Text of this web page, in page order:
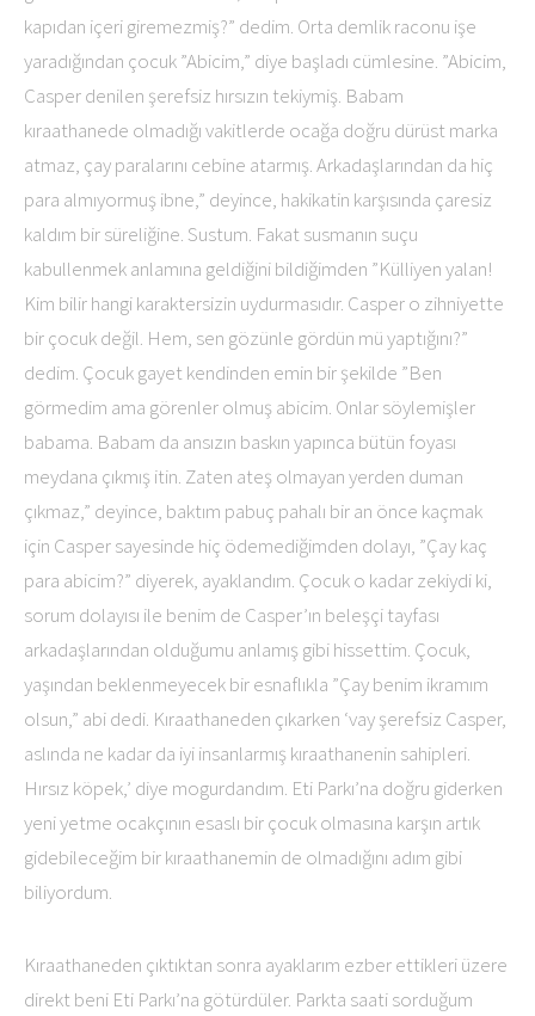
kapıdan içeri giremezmiş?” dedim. Orta demlik raconu işe
yaradığından çocuk ”Abicim,” diye başladı cümlesine. ”Abicim,
Casper denilen şerefsiz hırsızın tekiymiş. Babam
kıraathanede olmadığı vakitlerde ocağa doğru dürüst marka
atmaz, çay paralarını cebine atarmış. Arkadaşlarından da hiç
para almıyormuş ibne,” deyince, hakikatin karşısında çaresiz
kaldım bir süreliğine. Sustum. Fakat susmanın suçu
kabullenmek anlamına geldiğini bildiğimden ”Külliyen yalan!
Kim bilir hangi karaktersizin uydurmasıdır. Casper o zihniyette
bir çocuk değil. Hem, sen gözünle gördün mü yaptığını?”
dedim. Çocuk gayet kendinden emin bir şekilde ”Ben
görmedim ama görenler olmuş abicim. Onlar söylemişler
babama. Babam da ansızın baskın yapınca bütün foyası
meydana çıkmış itin. Zaten ateş olmayan yerden duman
çıkmaz,” deyince, baktım pabuç pahalı bir an önce kaçmak
için Casper sayesinde hiç ödemediğimden dolayı, ”Çay kaç
para abicim?” diyerek, ayaklandım. Çocuk o kadar zekiydi ki,
sorum dolayısı ile benim de Casper’ın beleşçi tayfası
arkadaşlarından olduğumu anlamış gibi hissettim. Çocuk,
yaşından beklenmeyecek bir esnaflıkla ”Çay benim ikramım
olsun,” abi dedi. Kıraathaneden çıkarken ‘vay şerefsiz Casper,
aslında ne kadar da iyi insanlarmış kıraathanenin sahipleri.
Hırsız köpek,’ diye mogurdandım. Eti Parkı’na doğru giderken
yeni yetme ocakçının esaslı bir çocuk olmasına karşın artık
gidebileceğim bir kıraathanemin de olmadığını adım gibi
biliyordum.
Kıraathaneden çıktıktan sonra ayaklarım ezber ettikleri üzere
direkt beni Eti Parkı’na götürdüler. Parkta saati sorduğum